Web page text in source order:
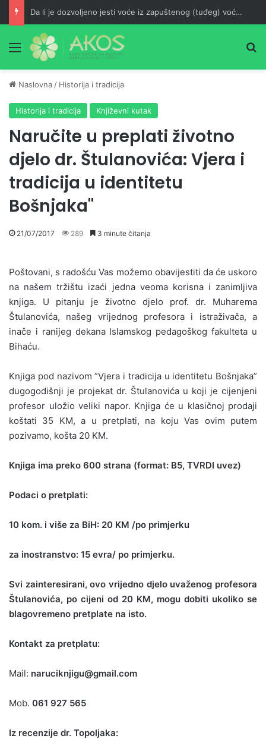
Da li je dozvoljeno jesti voće iz zapuštenog (tuđeg) voćnjaka?
Meni
Naslovna / Historija i tradicija
Historija i tradicija Književni kutak
Naručite u preplati životno
djelo dr. Štulanovića: Vjera i
tradicija u identitetu
Bošnjaka''
21/07/2017 289 3 minute čitanja
Poštovani, s radošću Vas možemo obavijestiti da će uskoro
na našem tržištu izaći jedna veoma korisna i zanimljiva
knjiga. U pitanju je životno djelo prof. dr. Muharema
Štulanovića, našeg vrijednog profesora i istraživača, a
inače i ranijeg dekana Islamskog pedagoškog fakulteta u
Bihaću.
Knjiga pod nazivom ”Vjera i tradicija u identitetu Bošnjaka”
dugogodišnji je projekat dr. Štulanovića u koji je cijenjeni
profesor uložio veliki napor. Knjiga će u klasičnoj prodaji
koštati 35 KM, a u pretplati, na koju Vas ovim putem
pozivamo, košta 20 KM.
Knjiga ima preko 600 strana (format: B5, TVRDI uvez)
Podaci o pretplati:
10 kom. i više za BiH: 20 KM /po primjerku
za inostranstvo: 15 evra/ po primjerku.
Svi zainteresirani, ovo vrijedno djelo uvaženog profesora
Štulanovića, po cijeni od 20 KM, mogu dobiti ukoliko se
blagovremeno pretplate na isto.
Kontakt za pretplatu:
Mail: naruciknjigu@gmail.com
Mob. 061 927 565
Iz recenzije dr. Topoljaka: